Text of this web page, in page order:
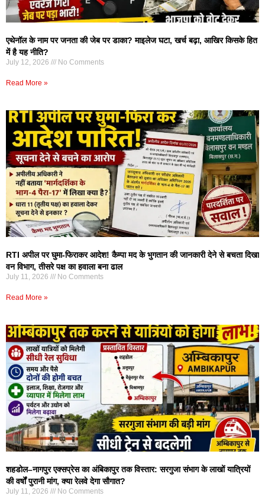
एथेनॉल के नाम पर जनता की जेब पर डाका? माइलेज घटा, खर्च बढ़ा, आखिर किसके हित
में है यह नीति?
July 12, 2026 No Comments
Read More »
RTI अपील पर घुमा-फिराकर आदेश! कैम्पा मद के भुगतान की जानकारी देने से बचता दिखा
वन विभाग, तीसरे पक्ष का हवाला बना ढाल
July 11, 2026 No Comments
Read More »
शहडोल–नागपुर एक्सप्रेस का अंबिकापुर तक विस्तार: सरगुजा संभाग के लाखों यात्रियों
की वर्षों पुरानी मांग, क्या रेलवे देगा सौगात?
July 11, 2026 No Comments